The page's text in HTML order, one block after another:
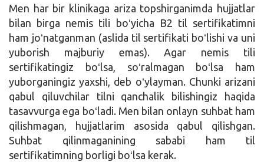
Men har bir klinikaga ariza topshirganimda hujjatlar
bilan birga nemis tili boʻyicha B2 til sertifikatimni
ham joʻnatganman (aslida til sertifikati boʻlishi va uni
yuborish majburiy emas). Agar nemis tili
sertifikatingiz boʻlsa, soʻralmagan boʻlsa ham
yuborganingiz yaxshi, deb oʻylayman. Chunki arizani
qabul qiluvchilar tilni qanchalik bilishingiz haqida
tasavvurga ega boʻladi. Men bilan onlayn suhbat ham
qilishmagan, hujjatlarim asosida qabul qilishgan.
Suhbat qilinmaganining sababi ham til
sertifikatimning borligi boʻlsa kerak.